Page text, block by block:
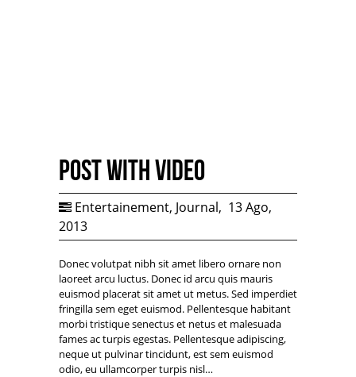
Post with Video
Entertainement, Journal, 13 Ago,
2013
Donec volutpat nibh sit amet libero ornare non
laoreet arcu luctus. Donec id arcu quis mauris
euismod placerat sit amet ut metus. Sed imperdiet
fringilla sem eget euismod. Pellentesque habitant
morbi tristique senectus et netus et malesuada
fames ac turpis egestas. Pellentesque adipiscing,
neque ut pulvinar tincidunt, est sem euismod
odio, eu ullamcorper turpis nisl…